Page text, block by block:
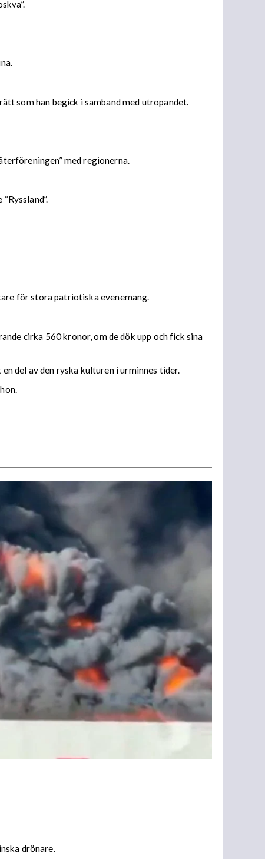
som han begick i samband med utropandet.
med regionerna.
för stora patriotiska evenemang.
cirka 560 kronor, om de dök upp och fick sina
del av den ryska kulturen i urminnes tider.
drönare.